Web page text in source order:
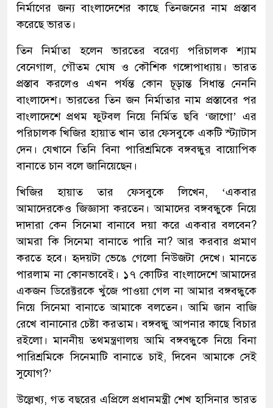
নির্মাণের জন্য বাংলাদেশের কাছে তিনজনের নাম প্রস্তাব
করেছে ভারত।
তিন নির্মাতা হলেন ভারতের বরেণ্য পরিচালক শ্যাম
বেনেগাল, গৌতম ঘোষ ও কৌশিক গঙ্গোপাধ্যায়। ভারত
প্রস্তাব করলেও এখন পর্যন্ত কোন চূড়ান্ত সিধান্ত নেননি
বাংলাদেশ। ভারতের তিন জন নির্মাতার নাম প্রস্তাবের পর
বাংলাদেশে প্রথম ফুটবল নিয়ে নির্মিত ছবি ‘জাগো’ এর
পরিচালক খিজির হায়াত খান তার ফেসবুকে একটি স্ট্যাটাস
দেন। যেখানে তিনি বিনা পারিশ্রমিকে বঙ্গবন্ধুর বায়োপিক
বানাতে চান বলে জানিয়েছেন।
খিজির হায়াত তার ফেসবুকে লিখেন, ‘একবার
আমাদেরকেও জিজ্ঞাসা করতেন। আমাদের বঙ্গবন্ধুকে নিয়ে
দাদারা কেন সিনেমা বানাবে দয়া করে একবার বলবেন?
আমরা কি সিনেমা বানাতে পারি না? আর করবার প্রমাণ
করতে হবে। হৃদয়টা ভেঙে গেলো নিউজটা দেখে। মানতে
পারলাম না কোনভাবেই। ১৭ কোটির বাংলাদেশে আমাদের
একজন ডিরেক্টরকে খুঁজে পাওয়া গেল না আমার বঙ্গবন্ধুকে
নিয়ে সিনেমা বানাতে আমাকে বলতেন। আমি জান বাজি
রেখে বানানোর চেষ্টা করতাম। বঙ্গবন্ধু আপনার কাছে বিচার
রইলো। মাননীয় তথমন্ত্রণালয় আমি বঙ্গবন্ধুকে নিয়ে বিনা
পারিশ্রমিকে সিনেমাটি বানাতে চাই, দিবেন আমাকে সেই
সুযোগ?’
উল্লেখ্য, গত বছরের এপ্রিলে প্রধানমন্ত্রী শেখ হাসিনার ভারত